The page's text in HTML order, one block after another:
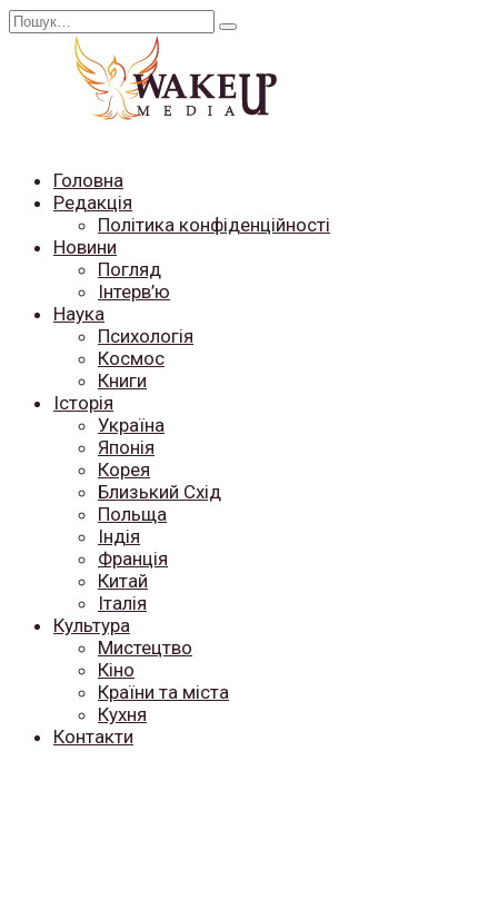
Перейти
Search
Головна
Редакція
Політика конфіденційності
Новини
Погляд
Інтерв’ю
Наука
Психологія
Космос
Книги
Історія
Україна
Японія
Корея
Близький Схід
Польща
Індія
Франція
Китай
Італія
Культура
Мистецтво
Кіно
Країни та міста
Кухня
Контакти